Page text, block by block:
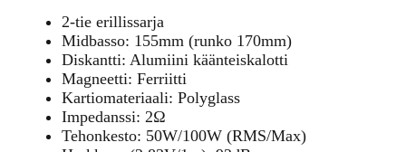
2-tie erillissarja
Midbasso: 155mm (runko 170mm)
Diskantti: Alumiini käänteiskalotti
Magneetti: Ferriitti
Kartiomateriaali: Polyglass
Impedanssi: 2Ω
Tehonkesto: 50W/100W (RMS/Max)